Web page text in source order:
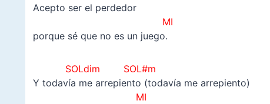
Acepto ser el perdedor
MI
porque sé que no es un juego.
SOLdim SOL#m
Y todavía me arrepiento (todavía me arrepiento)
MI